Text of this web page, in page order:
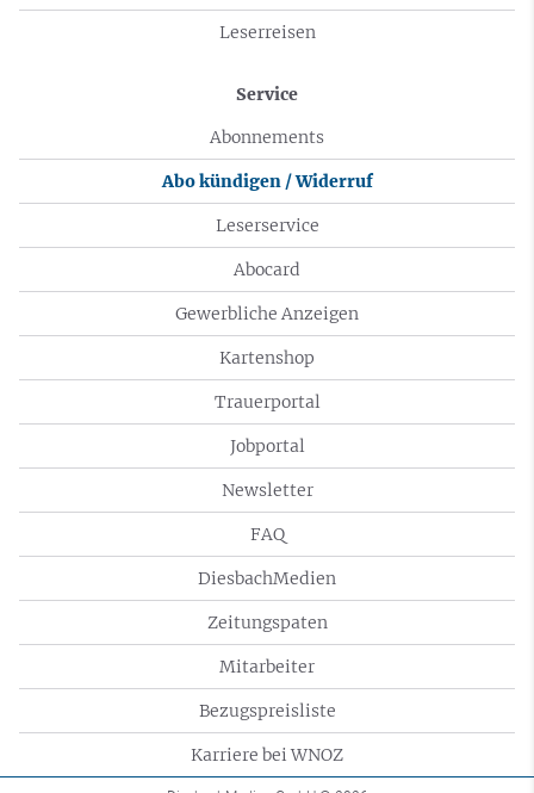
Leserreisen
Service
Abonnements
Abo kündigen / Widerruf
Leserservice
Abocard
Gewerbliche Anzeigen
Kartenshop
Trauerportal
Jobportal
Newsletter
FAQ
DiesbachMedien
Zeitungspaten
Mitarbeiter
Bezugspreisliste
Karriere bei WNOZ